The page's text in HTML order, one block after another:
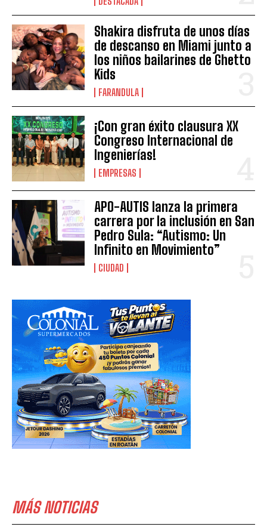
Shakira disfruta de unos días
de descanso en Miami junto a
los niños bailarines de Ghetto
Kids
FARANDULA
¡Con gran éxito clausura XX
Congreso Internacional de
Ingenierías!
EMPRESAS
APO-AUTIS lanza la primera
carrera por la inclusión en San
Pedro Sula: “Autismo: Un
Infinito en Movimiento”
CIUDAD
MÁS NOTICIAS